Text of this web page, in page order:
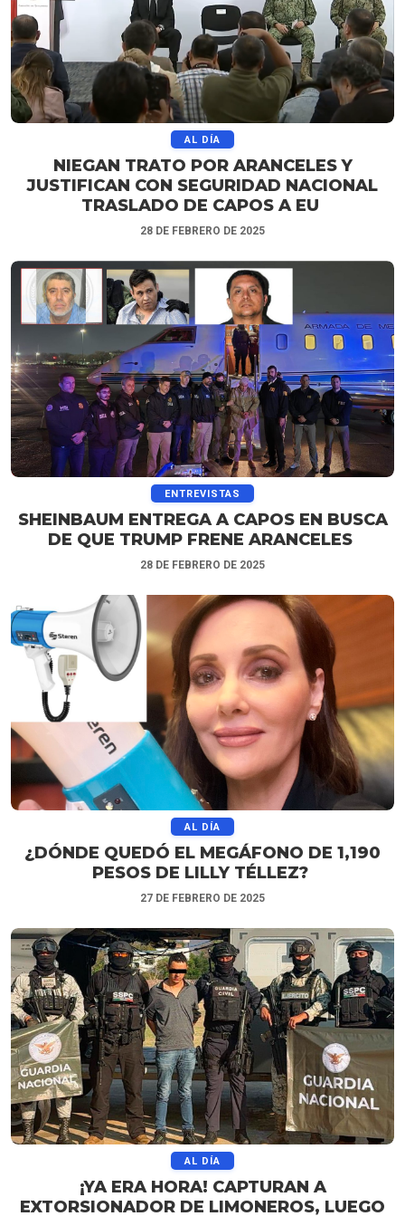
AL DÍA
NIEGAN TRATO POR ARANCELES Y
JUSTIFICAN CON SEGURIDAD NACIONAL
TRASLADO DE CAPOS A EU
28 DE FEBRERO DE 2025
ENTREVISTAS
SHEINBAUM ENTREGA A CAPOS EN BUSCA
DE QUE TRUMP FRENE ARANCELES
28 DE FEBRERO DE 2025
AL DÍA
¿DÓNDE QUEDÓ EL MEGÁFONO DE 1,190
PESOS DE LILLY TÉLLEZ?
27 DE FEBRERO DE 2025
AL DÍA
¡YA ERA HORA! CAPTURAN A
EXTORSIONADOR DE LIMONEROS, LUEGO